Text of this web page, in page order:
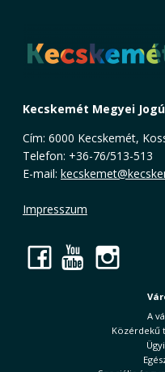
Kecskemét Megyei
Cím: 6000 Kecskemét,
Telefon: +36-76/513-513
E-mail:
Impresszum
A
Közérdekű